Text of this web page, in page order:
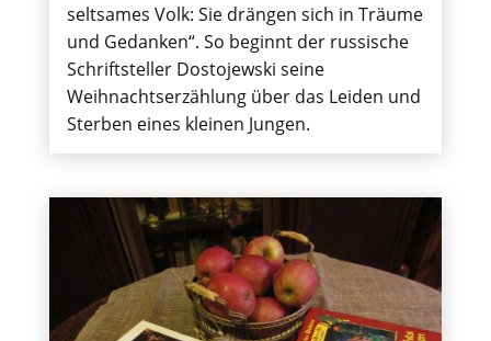
seltsames Volk: Sie drängen sich in Träume
und Gedanken“. So beginnt der russische
Schriftsteller Dostojewski seine
Weihnachtserzählung über das Leiden und
Sterben eines kleinen Jungen.